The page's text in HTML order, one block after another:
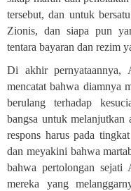
tersebut, dan untuk
Zionis, dan siapa pun
tentara bayaran dan rezim
Di akhir pernyataannya,
mencatat bahwa diamnya
berulang terhadap
bangsa untuk melanjutkan
respons harus pada
dan meyakini bahwa
bahwa pertolongan sejati
mereka yang